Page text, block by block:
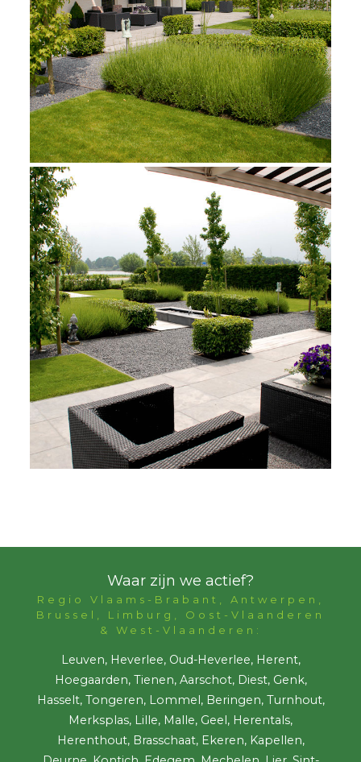
Waar zijn we actief?
Regio Vlaams-Brabant, Antwerpen,
Brussel, Limburg, Oost-Vlaanderen
& West-Vlaanderen:
Leuven, Heverlee, Oud-Heverlee, Herent,
Hoegaarden, Tienen, Aarschot, Diest, Genk,
Hasselt, Tongeren, Lommel, Beringen, Turnhout,
Merksplas, Lille, Malle, Geel, Herentals,
Herenthout, Brasschaat, Ekeren, Kapellen,